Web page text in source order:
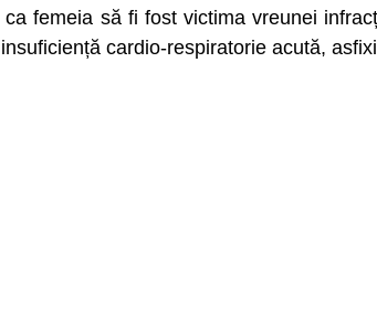
ca femeia să fi fost victima vreunei
cardio-respiratorie acută,